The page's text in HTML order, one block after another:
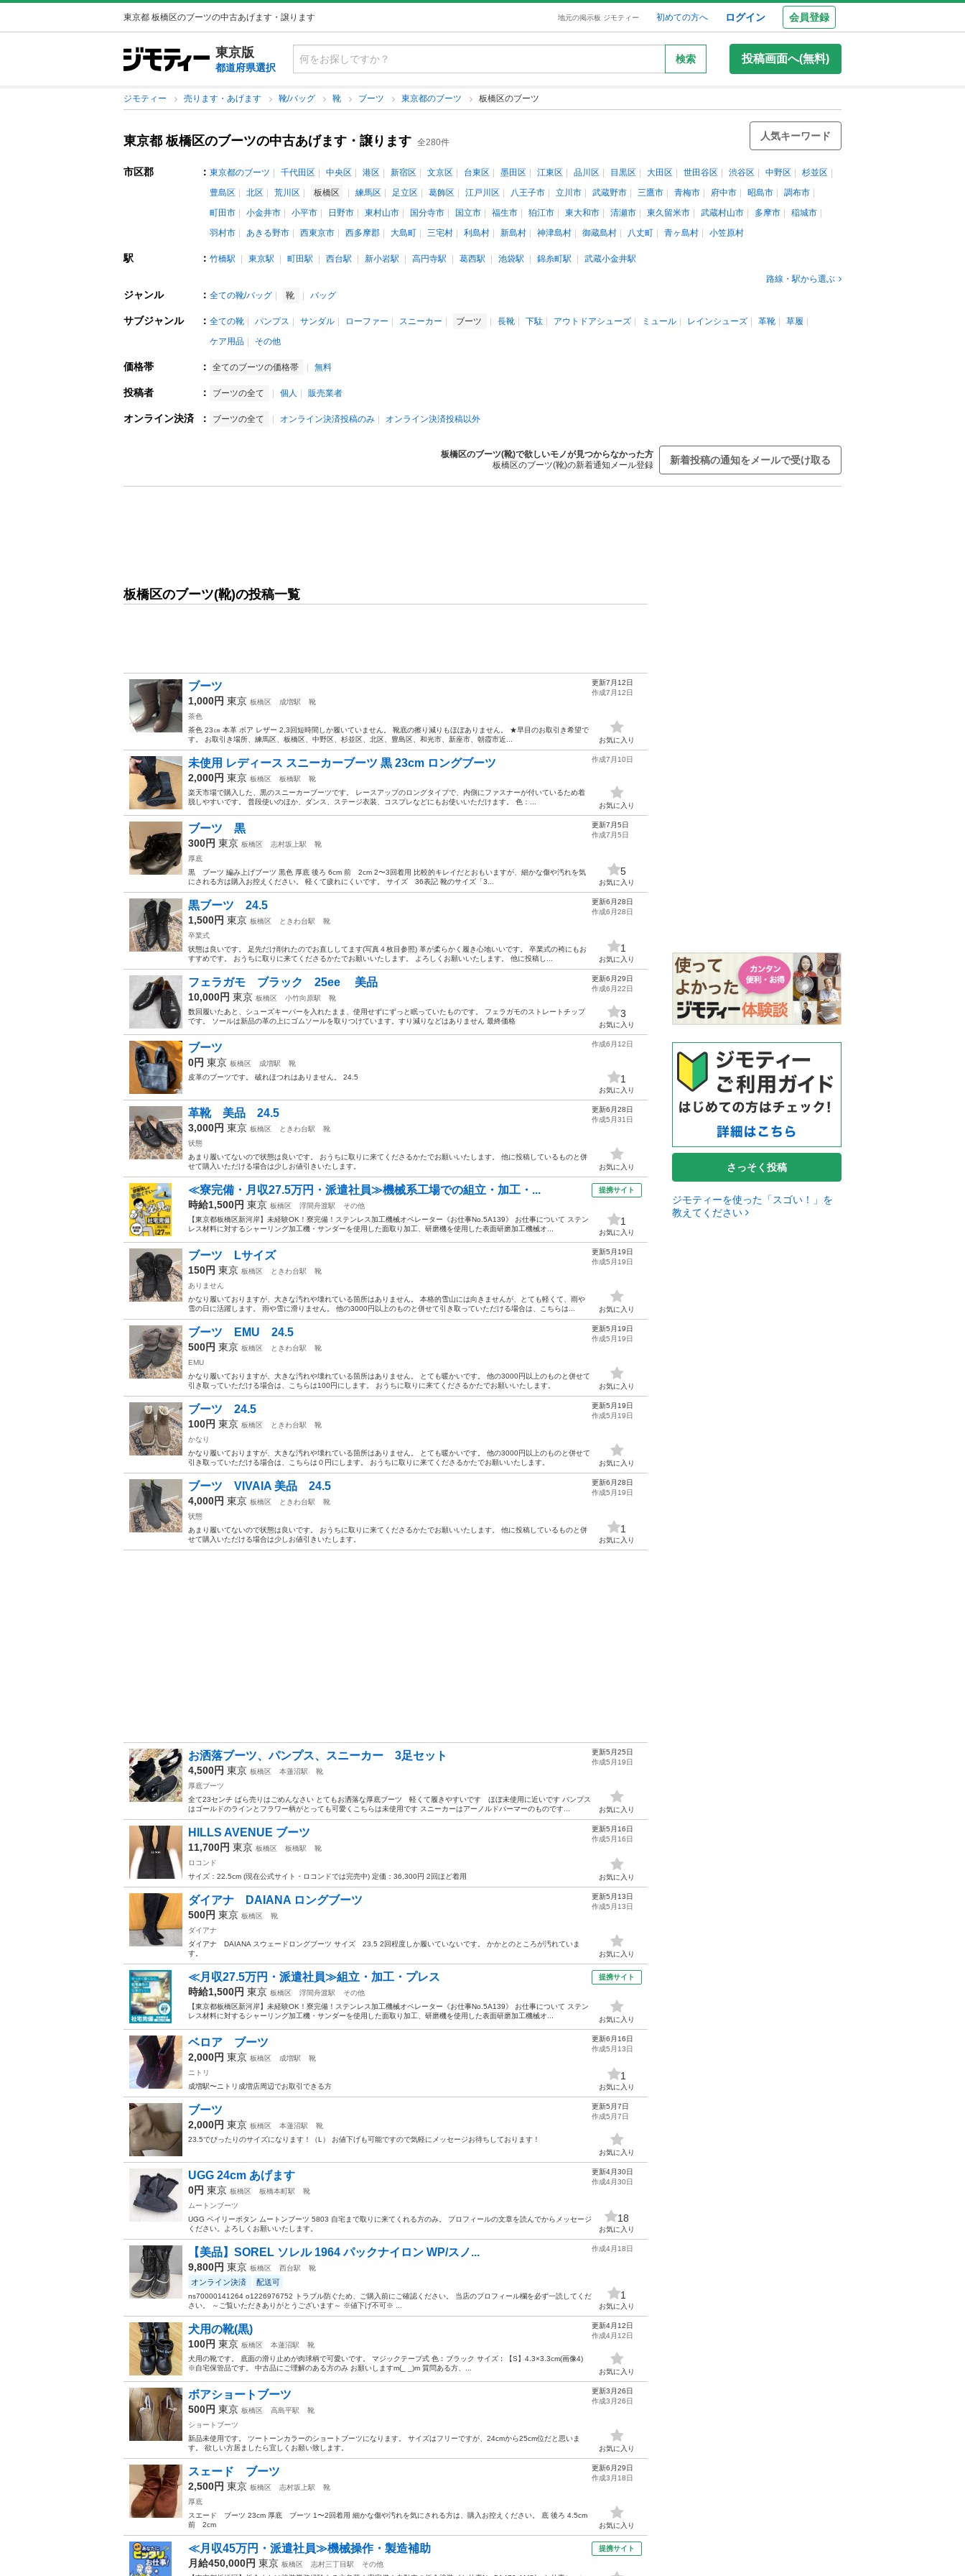
東京都 板橋区のブーツの中古あげます・譲ります 地元の掲示板 ジモティー 初めての方へ ログイン 会員登録
東京版
都道府県選択
検索 投稿画面へ(無料)
ジモティー 売ります・あげます 靴/バッグ 靴 ブーツ 東京都のブーツ 板橋区のブーツ
東京都 板橋区のブーツの中古あげます・譲ります 全280件
人気キーワード
市区郡 ： 東京都のブーツ 千代田区 中央区 港区 新宿区 文京区 台東区 墨田区 江東区 品川区 目黒区 大田区 世田谷区 渋谷区 中野区
杉並区
豊島区
北区 荒川区 板橋区 練馬区 足立区 葛飾区 江戸川区 八王子市 立川市 武蔵野市 三鷹市 青梅市 府中市 昭島市
調布市
町田市
小金井市 小平市 日野市 東村山市 国分寺市 国立市 福生市 狛江市 東大和市 清瀬市 東久留米市 武蔵村山市 多摩市
稲城市
羽村市
あきる野市 西東京市 西多摩郡 大島町 三宅村 利島村 新島村 神津島村 御蔵島村 八丈町 青ヶ島村 小笠原村
駅 ： 竹橋駅 東京駅 町田駅 西台駅 新小岩駅 高円寺駅 葛西駅 池袋駅 錦糸町駅
武蔵小金井駅
路線・駅から選ぶ
ジャンル ： 全ての靴/バッグ 靴 バッグ
サブジャンル ： 全ての靴 パンプス サンダル ローファー スニーカー ブーツ 長靴 下駄 アウトドアシューズ ミュール レインシューズ 革靴
草履
ケア用品
その他
価格帯 ： 全てのブーツの価格帯 無料
投稿者 ： ブーツの全て 個人 販売業者
オンライン決済 ： ブーツの全て オンライン決済投稿のみ オンライン決済投稿以外
板橋区のブーツ(靴)で欲しいモノが見つからなかった方
板橋区のブーツ(靴)の新着通知メール登録
新着投稿の通知をメールで受け取る
板橋区のブーツ(靴)の投稿一覧
ブーツ
1,000円 東京 板橋区 成増駅
靴
茶色
茶色 23㎝ 本革 ボア レザー 2,3回短時間しか履いていません。 靴底の擦り減りもほぼありません。 ★早目のお取引き希望で
す。 お取引き場所、練馬区、板橋区、中野区、杉並区、北区、豊島区、和光市、新座市、朝霞市近...
更新7月12日
作成7月12日
お気に入り
未使用 レディース スニーカーブーツ 黒 23cm ロングブーツ
2,000円 東京 板橋区 板橋駅
靴
楽天市場で購入した、黒のスニーカーブーツです。 レースアップのロングタイプで、内側にファスナーが付いているため着
脱しやすいです。 普段使いのほか、ダンス、ステージ衣装、コスプレなどにもお使いいただけます。 色：...
作成7月10日
お気に入り
ブーツ 黒
300円 東京 板橋区 志村坂上駅
靴
厚底
黒 ブーツ 編み上げブーツ 黒色 厚底 後ろ 6cm 前 2cm 2〜3回着用 比較的キレイだとおもいますが、細かな傷や汚れを気
にされる方は購入お控えください。 軽くて疲れにくいです。 サイズ 36表記 靴のサイズ「3...
更新7月5日
作成7月5日
5
お気に入り
黒ブーツ 24.5
1,500円 東京 板橋区 ときわ台駅
靴
卒業式
状態は良いです。 足先だけ削れたのでお直ししてます(写真４枚目参照) 革が柔らかく履き心地いいです。 卒業式の袴にもお
すすめです。 おうちに取りに来てくださるかたでお願いいたします。 よろしくお願いいたします。 他に投稿し...
更新6月28日
作成6月28日
1
お気に入り
フェラガモ ブラック 25ee 美品
10,000円 東京 板橋区 小竹向原駅
靴
数回履いたあと、シューズキーパーを入れたまま、使用せずにずっと眠っていたものです。 フェラガモのストレートチップ
です。 ソールは新品の革の上にゴムソールを取りつけています。すり減りなどはありません 最終価格
更新6月29日
作成6月22日
3
お気に入り
ブーツ
0円 東京 板橋区 成増駅
靴
皮革のブーツです。 破れほつれはありません。 24.5
作成6月12日
1
お気に入り
革靴 美品 24.5
3,000円 東京 板橋区 ときわ台駅
靴
状態
あまり履いてないので状態は良いです。 おうちに取りに来てくださるかたでお願いいたします。 他に投稿しているものと併
せて購入いただける場合は少しお値引きいたします。
更新6月28日
作成5月31日
お気に入り
≪寮完備・月収27.5万円・派遣社員≫機械系工場での組立・加工・...
時給1,500円 東京 板橋区 浮間舟渡駅
その他
【東京都板橋区新河岸】未経験OK！寮完備！ステンレス加工機械オペレーター《お仕事No.5A139》 お仕事について ステン
レス材料に対するシャーリング加工機・サンダーを使用した面取り加工、研磨機を使用した表面研磨加工機械オ...
提携サイト
1
お気に入り
ブーツ Lサイズ
150円 東京 板橋区 ときわ台駅
靴
ありません
かなり履いておりますが、大きな汚れや壊れている箇所はありません。 本格的雪山には向きませんが、とても軽くて、雨や
雪の日に活躍します。 雨や雪に滑りません。 他の3000円以上のものと併せて引き取っていただける場合は、こちらは...
更新5月19日
作成5月19日
お気に入り
ブーツ EMU 24.5
500円 東京 板橋区 ときわ台駅
靴
EMU
かなり履いておりますが、大きな汚れや壊れている箇所はありません。 とても暖かいです。 他の3000円以上のものと併せて
引き取っていただける場合は、こちらは100円にします。 おうちに取りに来てくださるかたでお願いいたします。
更新5月19日
作成5月19日
お気に入り
ブーツ 24.5
100円 東京 板橋区 ときわ台駅
靴
かなり
かなり履いておりますが、大きな汚れや壊れている箇所はありません。 とても暖かいです。 他の3000円以上のものと併せて
引き取っていただける場合は、こちらは０円にします。 おうちに取りに来てくださるかたでお願いいたします。
更新5月19日
作成5月19日
お気に入り
ブーツ VIVAIA 美品 24.5
4,000円 東京 板橋区 ときわ台駅
靴
状態
あまり履いてないので状態は良いです。 おうちに取りに来てくださるかたでお願いいたします。 他に投稿しているものと併
せて購入いただける場合は少しお値引きいたします。
更新6月28日
作成5月19日
1
お気に入り
お洒落ブーツ、パンプス、スニーカー 3足セット
4,500円 東京 板橋区 本蓮沼駅
靴
厚底ブーツ
全て23センチ ばら売りはごめんなさい とてもお洒落な厚底ブーツ 軽くて履きやすいです ほぼ未使用に近いです パンプス
はゴールドのラインとフラワー柄がとっても可愛くこちらは未使用です スニーカーはアーノルドパーマーのものです...
更新5月25日
作成5月19日
お気に入り
HILLS AVENUE ブーツ
11,700円 東京 板橋区 板橋駅
靴
ロコンド
サイズ：22.5cm (現在公式サイト・ロコンドでは完売中) 定価：36,300円 2回ほど着用
更新5月16日
作成5月16日
お気に入り
ダイアナ DAIANA ロングブーツ
500円 東京 板橋区
靴
ダイアナ
ダイアナ DAIANA スウェードロングブーツ サイズ 23.5 2回程度しか履いていないです。 かかとのところが汚れていま
す。
更新5月13日
作成5月13日
お気に入り
≪月収27.5万円・派遣社員≫組立・加工・プレス
時給1,500円 東京 板橋区 浮間舟渡駅
その他
【東京都板橋区新河岸】未経験OK！寮完備！ステンレス加工機械オペレーター《お仕事No.5A139》 お仕事について ステン
レス材料に対するシャーリング加工機・サンダーを使用した面取り加工、研磨機を使用した表面研磨加工機械オ...
提携サイト
お気に入り
ベロア ブーツ
2,000円 東京 板橋区 成増駅
靴
ニトリ
成増駅〜ニトリ成増店周辺でお取引できる方
更新6月16日
作成5月13日
1
お気に入り
ブーツ
2,000円 東京 板橋区 本蓮沼駅
靴
23.5でぴったりのサイズになります！（L） お値下げも可能ですので気軽にメッセージお待ちしております！
更新5月7日
作成5月7日
お気に入り
UGG 24cm あげます
0円 東京 板橋区 板橋本町駅
靴
ムートンブーツ
UGG ベイリーボタン ムートンブーツ 5803 自宅まで取りに来てくれる方のみ。 プロフィールの文章を読んでからメッセージ
ください。よろしくお願いいたします。
更新4月30日
作成4月30日
18
お気に入り
【美品】SOREL ソレル 1964 パックナイロン WP/スノ...
9,800円 東京 板橋区 西台駅 靴
オンライン決済 配送可
ns70000141264 o1226976752 トラブル防ぐため、ご購入前にご確認ください。 当店のプロフィール欄を必ず一読してくだ
さい。 ～ご覧いただきありがとうございます～ ※値下げ不可※ ...
作成4月18日
1
お気に入り
犬用の靴(黒)
100円 東京 板橋区 本蓮沼駅
靴
犬用の靴です。 底面の滑り止めが肉球柄で可愛いです。 マジックテープ式 色︰ブラック サイズ︰【S】4.3×3.3cm(画像4)
※自宅保管品です。 中古品にご理解のある方のみ お願いしますm(_ _)m 質問ある方、...
更新4月12日
作成4月12日
お気に入り
ボアショートブーツ
500円 東京 板橋区 高島平駅
靴
ショートブーツ
新品未使用です。 ツートーンカラーのショートブーツになります。 サイズはフリーですが、24cmから25cm位だと思いま
す。 欲しい方居ましたら宜しくお願い致します。
更新3月26日
作成3月26日
お気に入り
スェード ブーツ
2,500円 東京 板橋区 志村坂上駅
靴
厚底
スエード ブーツ 23cm 厚底 ブーツ 1〜2回着用 細かな傷や汚れを気にされる方は、購入お控えください。 底 後ろ 4.5cm
前 2cm
更新6月29日
作成3月18日
お気に入り
≪月収45万円・派遣社員≫機械操作・製造補助
月給450,000円 東京 板橋区 志村三丁目駅
その他
提携サイト
さっそく投稿
ジモティーを使った「スゴい！」を
教えてください